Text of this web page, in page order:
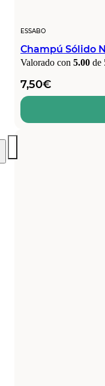
ESSABO
Champú Sólido
Valorado con 5.00 de
7,50€